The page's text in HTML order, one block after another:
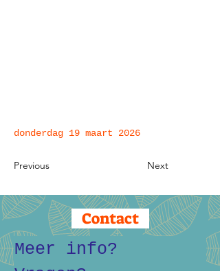
donderdag 19 maart 2026
Previous Next
Contact
Meer info?